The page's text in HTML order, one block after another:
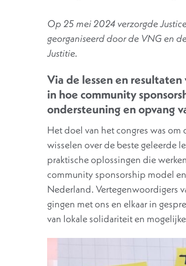
Op 25 mei 2024 verzorgde
georganiseerd door de VNG en
Justitie.
Via de lessen en
in hoe community
ondersteuning en opvang
Het doel van het congres was
wisselen over de beste geleerde
praktische oplossingen die
community sponsorship model
Nederland. Vertegenwoordigers
gingen met ons en elkaar in
van lokale solidariteit en